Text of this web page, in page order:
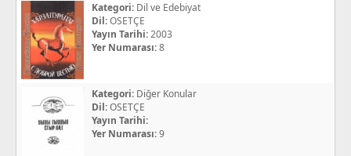
Kategori: Dil ve Edebiyat
Dil:OSETÇE
Yayın Tarihi:2003
Yer Numarası:8
Kategori: Diğer Konular
Dil:OSETÇE
Yayın Tarihi:
Yer Numarası:9